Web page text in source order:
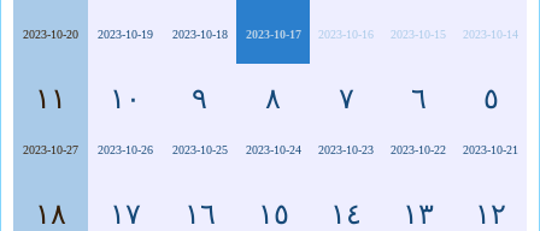
2023-10-14
2023-10-15
2023-10-16
2023-10-17
2023-10-18
2023-10-19
2023-10-20
٥
2023-10-21
٦
2023-10-22
٧
2023-10-23
٨
2023-10-24
٩
2023-10-25
١٠
2023-10-26
١١
2023-10-27
١٢ ١٣ ١٤ ١٥ ١٦ ١٧ ١٨